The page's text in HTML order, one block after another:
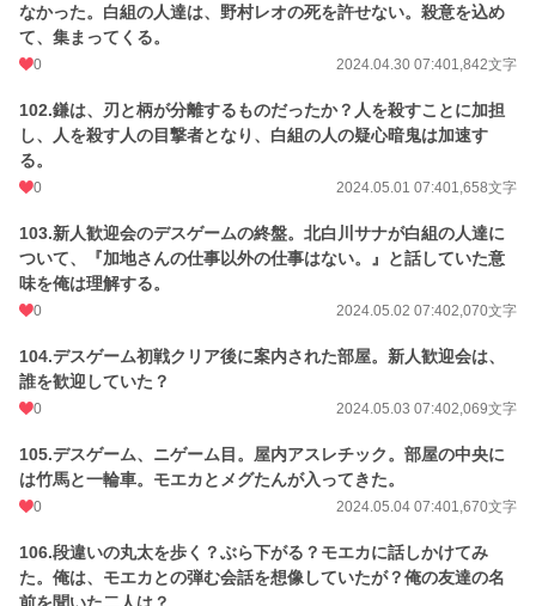
なかった。白組の人達は、野村レオの死を許せない。殺意を込め
て、集まってくる。
0 2024.04.30 07:401,842文字
102.鎌は、刃と柄が分離するものだったか？人を殺すことに加担
し、人を殺す人の目撃者となり、白組の人の疑心暗鬼は加速す
る。
0 2024.05.01 07:401,658文字
103.新人歓迎会のデスゲームの終盤。北白川サナが白組の人達に
ついて、『加地さんの仕事以外の仕事はない。』と話していた意
味を俺は理解する。
0 2024.05.02 07:402,070文字
104.デスゲーム初戦クリア後に案内された部屋。新人歓迎会は、
誰を歓迎していた？
0 2024.05.03 07:402,069文字
105.デスゲーム、ニゲーム目。屋内アスレチック。部屋の中央に
は竹馬と一輪車。モエカとメグたんが入ってきた。
0 2024.05.04 07:401,670文字
106.段違いの丸太を歩く？ぶら下がる？モエカに話しかけてみ
た。俺は、モエカとの弾む会話を想像していたが？俺の友達の名